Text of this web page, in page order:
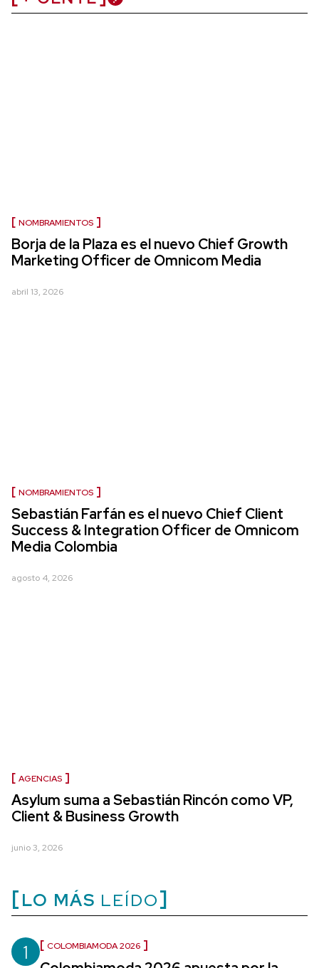
NOMBRAMIENTOS
Borja de la Plaza es el nuevo Chief Growth
Marketing Officer de Omnicom Media
abril 13, 2026
NOMBRAMIENTOS
Sebastián Farfán es el nuevo Chief Client
Success & Integration Officer de Omnicom
Media Colombia
agosto 4, 2026
AGENCIAS
Asylum suma a Sebastián Rincón como VP,
Client & Business Growth
junio 3, 2026
LO MÁS LEÍDO
1 COLOMBIAMODA 2026